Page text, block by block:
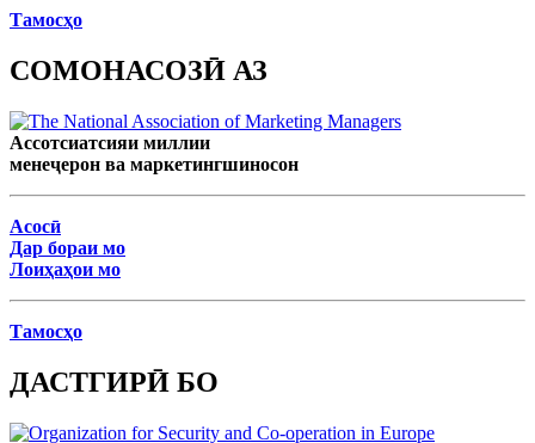
Тамосҳо
СОМОНАСОЗӢ АЗ
Ассотсиатсияи миллии
менеҷерон ва маркетингшиносон
Асосӣ
Дар бораи мо
Лоиҳаҳои мо
Тамосҳо
ДАСТГИРӢ БО